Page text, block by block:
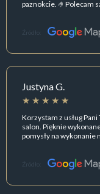
paznokcie. 🤌Polecam
Źródło:
Justyna G.
Korzystam z usług
salon. Pięknie
pomysły na wykonanie
Źródło: